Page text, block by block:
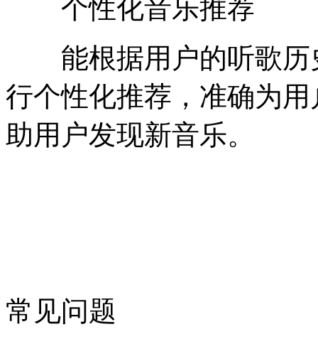
个性化音乐推荐
能根据用户的听歌历
行个性化推荐，准确为
助用户发现新音乐。
常见问题